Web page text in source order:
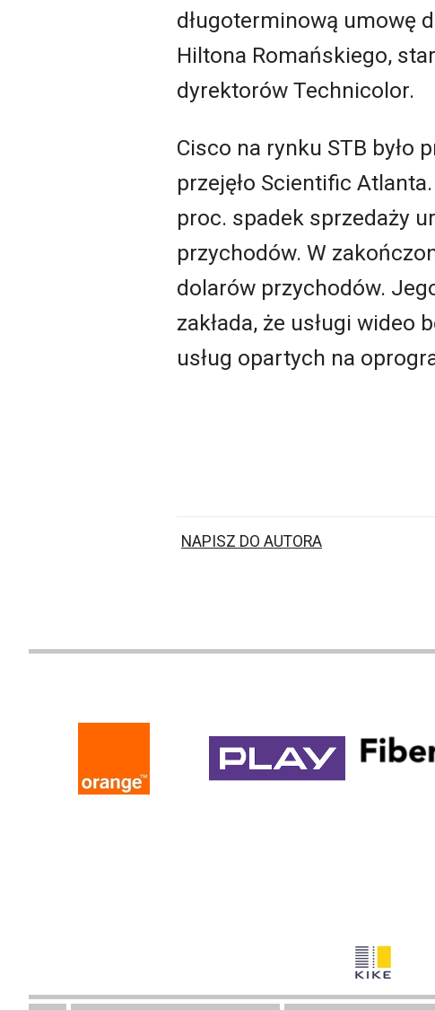
długoterminową umowę
Hiltona Romańskiego,
dyrektorów Technicolor.
Cisco na rynku STB było
przejęło Scientific
proc. spadek sprzedaży
przychodów. W
dolarów przychodów.
zakłada, że usługi
usług opartych na
NAPISZ DO AUTORA